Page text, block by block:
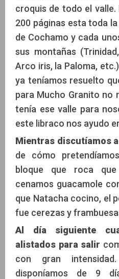
croquis de todo el valle.
200 páginas esta toda
de Cochamo y cada
sus montañas
Arco iris, la Paloma,
ya teníamos resuelto
para Mucho Granito no
tenía ese valle para
este libraco nos ayudo
Mientras discutíamos
de cómo
bloque que roca que
cenamos guacamole
que Natacha cocino, el
fue cerezas y
Al día siguiente
alistados para salir
con gran
disponíamos de 9